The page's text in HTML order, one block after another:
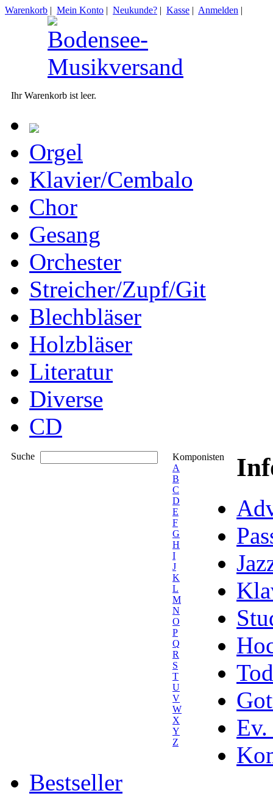
Warenkorb | Mein Konto | Neukunde? | Kasse | Anmelden |
Ihr Warenkorb ist leer.
Orgel
Klavier/Cembalo
Chor
Gesang
Orchester
Streicher/Zupf/Git
Blechbläser
Holzbläser
Literatur
Diverse
CD
Suche
Komponisten
A
B
C
D
E
F
G
H
I
J
K
L
M
N
O
P
Q
R
S
T
U
V
W
X
Y
Z
Ev.
Bestseller